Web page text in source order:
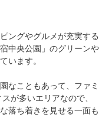
ングやグルメが充実する
中央公園」のグリーンや
います。
なこともあって、ファミ
が多いエリアなので、
落ち着きを見せる一面も